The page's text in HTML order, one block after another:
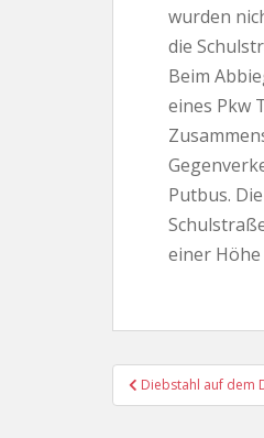
wurden
die
Beim
eines Pkw
Putbus.
einer Höhe
Diebstahl auf dem